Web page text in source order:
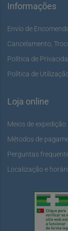
Informações
Envio de
Cancelamento,
Política de
Política de
Loja online
Meios de expedição
Métodos de
Perguntas
Localização e